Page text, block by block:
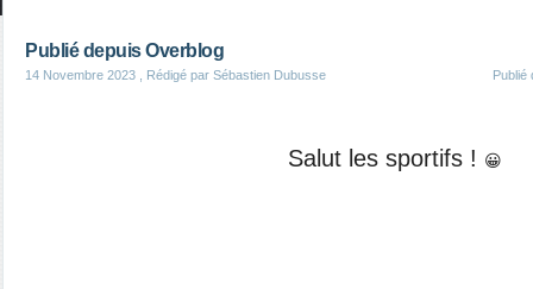
Publié depuis Overblog
14 Novembre 2023 , Rédigé par Sébastien Dubusse Publié
Salut les sportifs ! 😀